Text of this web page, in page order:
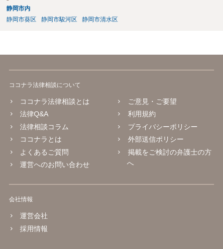
静岡市内
静岡市葵区
静岡市駿河区 静岡市清水区
ココナラ法律相談について
ココナラ法律相談とは
法律Q&A
法律相談コラム
ココナラとは
よくあるご質問
運営へのお問い合わせ
ご意見・ご要望
利用規約
プライバシーポリシー
外部送信ポリシー
掲載をご検討の弁護士の方
へ
会社情報
運営会社
採用情報